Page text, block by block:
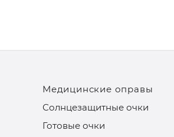
Медицинские оправы
Солнцезащитные очки
Готовые очки